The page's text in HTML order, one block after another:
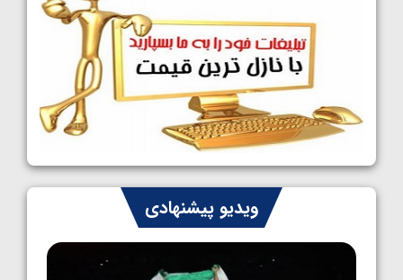
کشتی آزاد نوجوانان جهان؛ رقبای نمایندگان
ایران مشخص شدند
1405/05/08
کشتی فرنگی نوجوانان جهان؛ سکوی تیمی
سوم برای ایران
1405/05/07
ایران چشم به راه چهار مدال در پنج وزن دوم
کشتی فرنگی نوجوانان جهان
1405/05/06
ویدیو پیشنهادی